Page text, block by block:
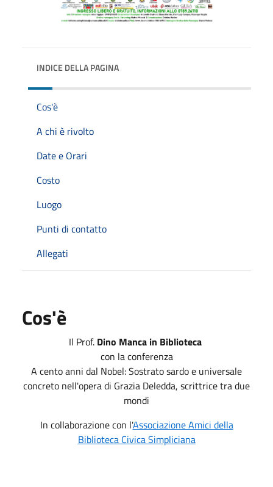
INDICE DELLA PAGINA
Cos'è
A chi è rivolto
Date e Orari
Costo
Luogo
Punti di contatto
Allegati
Cos'è
Il Prof. Dino Manca in Biblioteca
con la conferenza
A cento anni dal Nobel: Sostrato sardo e universale
concreto nell'opera di Grazia Deledda, scrittrice tra due
mondi
In collaborazione con l'Associazione Amici della
Biblioteca Civica Simpliciana